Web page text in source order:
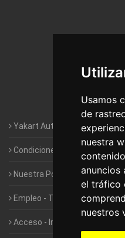
Usamos
de
nuestra
anuncios
el tráfico
nuestros
Yakart Autocaravanas · La
Condiciones de Alquiler de
Nuestra Política de
Empleo - Trabaja con
Acceso - Intranet de